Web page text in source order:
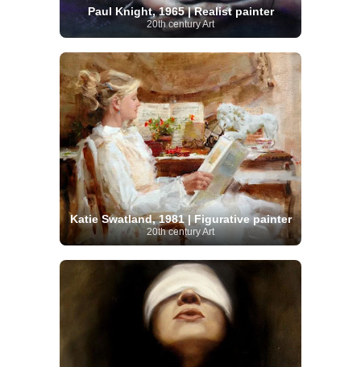
Paul Knight, 1965 | Realist painter
20th century Art
Katie Swatland, 1981 | Figurative painter
20th century Art